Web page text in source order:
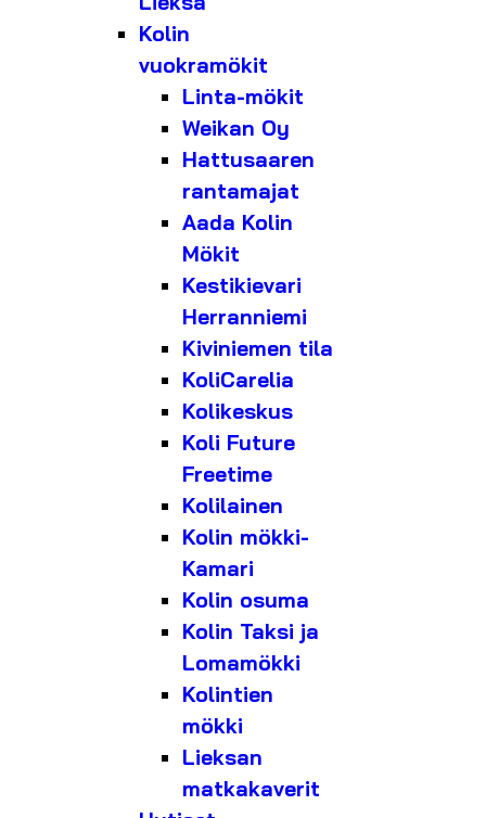
Kolin
vuokramökit
Linta-mökit
Weikan Oy
Hattusaaren
rantamajat
Aada Kolin
Mökit
Kestikievari
Herranniemi
Kiviniemen tila
KoliCarelia
Kolikeskus
Koli Future
Freetime
Kolilainen
Kolin mökki-
Kamari
Kolin osuma
Kolin Taksi ja
Lomamökki
Kolintien
mökki
Lieksan
matkakaverit